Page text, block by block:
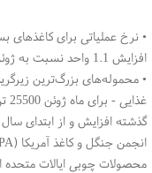
•
افزایش 1.1 واحد نسبت به ژوئن 2023 و 4.5 واحد از ابتدای سال تا کنون.
•محموله‌های بزرگ‌ترین
گذشته افزایش و از ابتدای سال تا کنون 0.9 درصد کاهش
محصولات چوبی ایالات